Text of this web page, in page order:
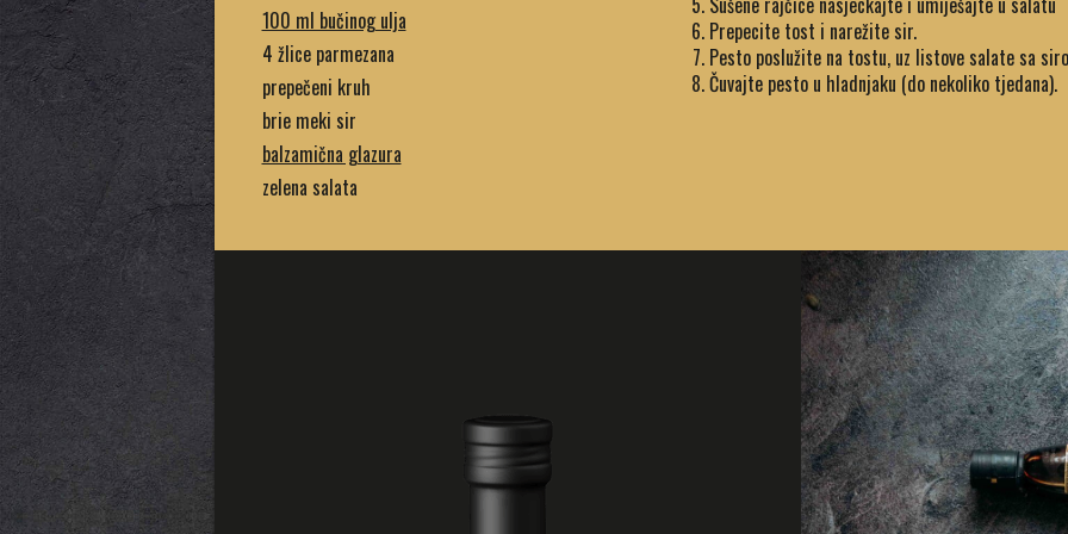
100 ml bučinog ulja
4 žlice parmezana
prepečeni kruh
brie meki sir
balzamična glazura
zelena salata
Prepecite tost i narežite sir.
Pesto poslužite na tostu, uz listove salate sa
Čuvajte pesto u hladnjaku (do nekoliko tjedana).